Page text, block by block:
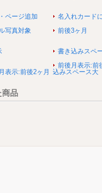
ページ追加
名入れカード
写真対象
前後3ヶ月
書き込みスペ
表示:前後2ヶ月
前後月表示:前
込みスペース大
商品